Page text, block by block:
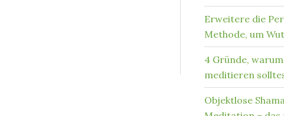
Erweitere die
Methode, um
4 Gründe,
meditieren
Objektlose